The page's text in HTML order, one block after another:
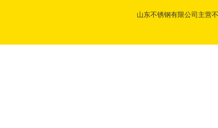
山东不锈钢有限公司主营